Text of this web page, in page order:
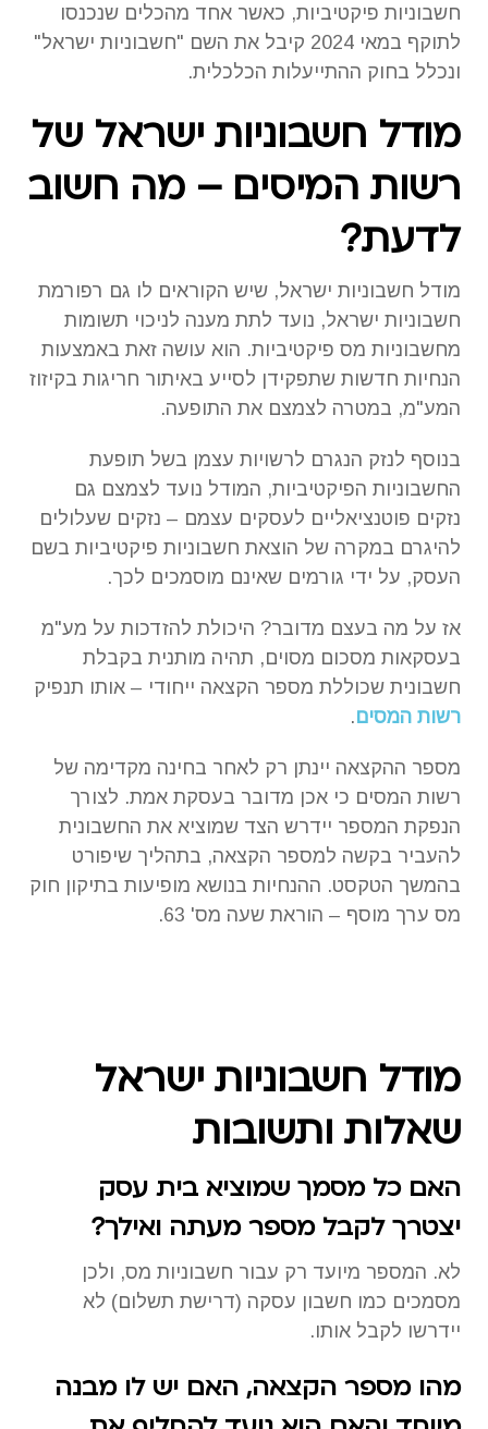
חשבוניות פיקטיביות, כאשר אחד מהכלים שנכנסו
לתוקף במאי 2024 קיבל את השם "חשבוניות ישראל"
ונכלל בחוק ההתייעלות הכלכלית.
מודל חשבוניות ישראל של
רשות המיסים – מה חשוב
לדעת?
מודל חשבוניות ישראל, שיש הקוראים לו גם רפורמת
חשבוניות ישראל, נועד לתת מענה לניכוי תשומות
מחשבוניות מס פיקטיביות. הוא עושה זאת באמצעות
הנחיות חדשות שתפקידן לסייע באיתור חריגות בקיזוז
המע"מ, במטרה לצמצם את התופעה.
בנוסף לנזק הנגרם לרשויות עצמן בשל תופעת
החשבוניות הפיקטיביות, המודל נועד לצמצם גם
נזקים פוטנציאליים לעסקים עצמם – נזקים שעלולים
להיגרם במקרה של הוצאת חשבוניות פיקטיביות בשם
העסק, על ידי גורמים שאינם מוסמכים לכך.
אז על מה בעצם מדובר? היכולת להזדכות על מע"מ
בעסקאות מסכום מסוים, תהיה מותנית בקבלת
חשבונית שכוללת מספר הקצאה ייחודי – אותו תנפיק
רשות המסים.
מספר ההקצאה יינתן רק לאחר בחינה מקדימה של
רשות המסים כי אכן מדובר בעסקת אמת. לצורך
הנפקת המספר יידרש הצד שמוציא את החשבונית
להעביר בקשה למספר הקצאה, בתהליך שיפורט
בהמשך הטקסט. ההנחיות בנושא מופיעות בתיקון חוק
מס ערך מוסף – הוראת שעה מס' 63.
מודל חשבוניות ישראל
שאלות ותשובות
האם כל מסמך שמוציא בית עסק
יצטרך לקבל מספר מעתה ואילך?
לא. המספר מיועד רק עבור חשבוניות מס, ולכן
מסמכים כמו חשבון עסקה (דרישת תשלום) לא
יידרשו לקבל אותו.
מהו מספר הקצאה, האם יש לו מבנה